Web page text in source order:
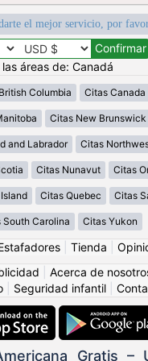
el mejor servicio, por
áreas de: Canadá
Columbia Citas Canada
Citas New Brunswick
and Labrador Citas
Citas Nunavut Citas
Citas Quebec Citas
South Carolina Citas Yukon
Tienda
Acerca de
Seguridad infantil
Gratis –